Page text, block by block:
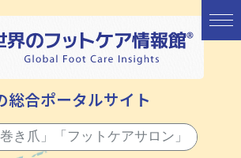
総合ポータルサイト